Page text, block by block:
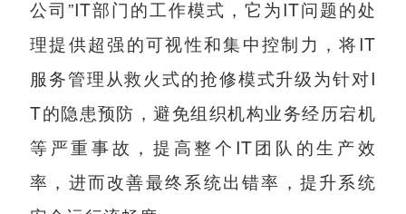
公司”IT部门的工作模式，它为IT问题的处
理提供超强的可视性和集中控制力，将IT
服务管理从救火式的抢修模式升级为针对I
T的隐患预防，避免组织机构业务经历宕机
等严重事故，提高整个IT团队的生产效
率，进而改善最终系统出错率，提升系统